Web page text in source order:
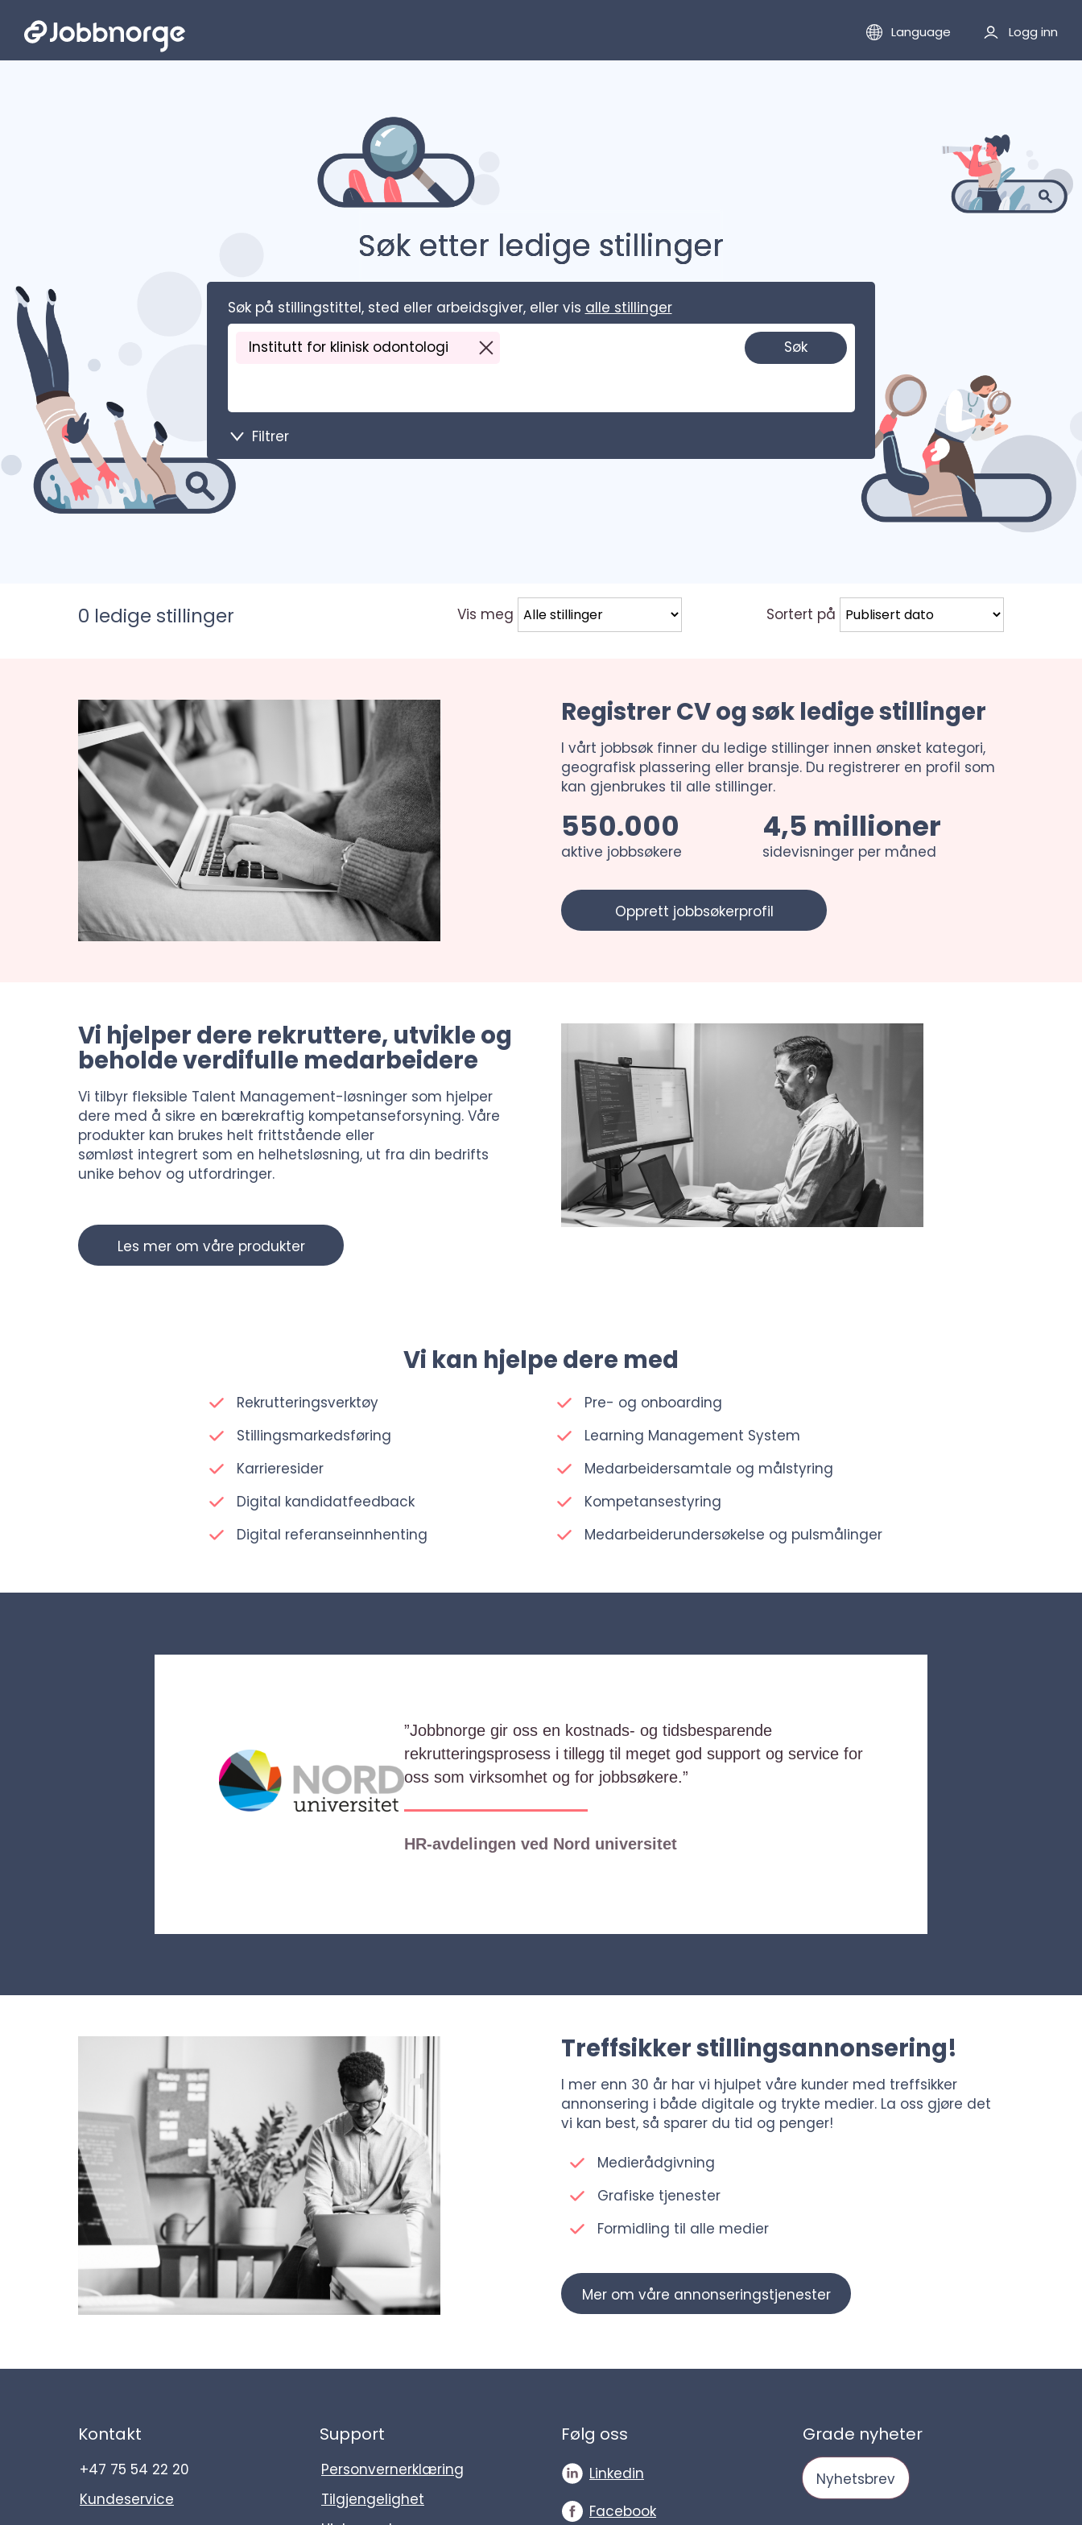
Hopp til hovedinnhold
Language Logg inn
Søk etter ledige stillinger
Søk på stillingstittel, sted eller arbeidsgiver, eller vis alle stillinger
Institutt for klinisk odontologi
fjerne Institutt for klinisk odontologi
Søk
Filtrer
0 ledige stillinger Vis meg Sortert på
Registrer CV og søk ledige stillinger
I vårt jobbsøk finner du ledige stillinger innen ønsket kategori,
geografisk plassering eller bransje. Du registrerer en profil som
kan gjenbrukes til alle stillinger.
550.000
aktive jobbsøkere
4,5 millioner
sidevisninger per måned
Opprett jobbsøkerprofil
Vi hjelper dere rekruttere, utvikle og
beholde verdifulle medarbeidere
Vi tilbyr fleksible Talent Management-løsninger som hjelper
dere med å sikre en bærekraftig kompetanseforsyning. Våre
produkter kan brukes helt frittstående eller
sømløst integrert som en helhetsløsning, ut fra din bedrifts
unike behov og utfordringer.
Les mer om våre produkter
Vi kan hjelpe dere med
Rekrutteringsverktøy
Stillingsmarkedsføring
Karrieresider
Digital kandidatfeedback
Digital referanseinnhenting
Pre- og onboarding
Learning Management System
Medarbeidersamtale og målstyring
Kompetansestyring
Medarbeiderundersøkelse og pulsmålinger
”Jobbnorge gir oss en kostnads- og tidsbesparende
rekrutteringsprosess i tillegg til meget god support og service for
oss som virksomhet og for jobbsøkere.”
HR-avdelingen ved Nord universitet
Treffsikker stillingsannonsering!
I mer enn 30 år har vi hjulpet våre kunder med treffsikker
annonsering i både digitale og trykte medier. La oss gjøre det
vi kan best, så sparer du tid og penger!
Medierådgivning
Grafiske tjenester
Formidling til alle medier
Mer om våre annonseringstjenester
Kontakt
+47 75 54 22 20
Kundeservice
Support
Personvernerklæring
Tilgjengelighet
Følg oss
Linkedin
Facebook
Grade nyheter
Nyhetsbrev